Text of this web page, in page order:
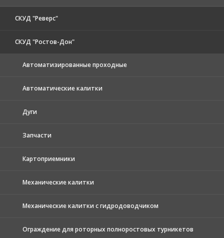
СКУД "Реверс"
СКУД "Ростов-Дон"
Автоматизированные проходные
Автоматические калитки
Дуги
Запчасти
Картоприемники
Механические калитки
Механические калитки с гидродоводчиком
Ограждение для роторных полноростовых турникетов